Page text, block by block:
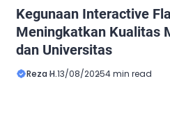
Kegunaan Interactive
Meningkatkan Kualitas
dan Universitas
Reza H.13/08/20254 min read